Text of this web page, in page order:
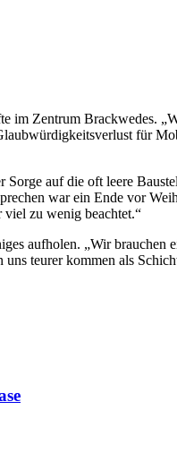
im Zentrum Brackwedes.
für
auf die oft leere
war ein Ende vor
viel zu wenig beachtet.“
aufholen. „Wir
teurer kommen als